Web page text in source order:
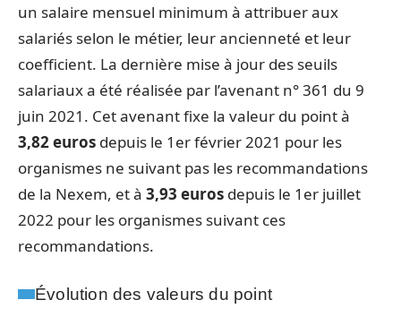
un salaire mensuel minimum à attribuer aux
salariés selon le métier, leur ancienneté et leur
coefficient. La dernière mise à jour des seuils
salariaux a été réalisée par l’avenant n° 361 du 9
juin 2021. Cet avenant fixe la valeur du point à
3,82 euros depuis le 1er février 2021 pour les
organismes ne suivant pas les recommandations
de la Nexem, et à 3,93 euros depuis le 1er juillet
2022 pour les organismes suivant ces
recommandations.
Évolution des valeurs du point